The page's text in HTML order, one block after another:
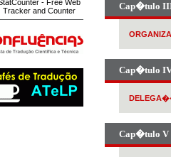
Cap�tulo
Cap�tulo
Cap�tulo V